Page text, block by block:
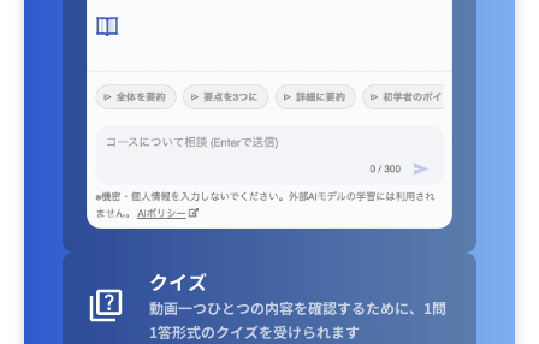
クイズ
動画一つひとつの内容を確認するために、1問
1答形式のクイズを受けられます